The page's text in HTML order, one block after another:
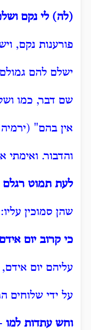
(לה) לי נקם
פורענות נקם,
ישלם להם
שם דבר, כמו
אין בהם"
והדבור. ואימתי
לעת תמוט רגלם
שהן סמוכין עליו:
כי קרוב יום אידם
עליהם יום אידם,
על ידי שלוחים
וחש עתדות למו